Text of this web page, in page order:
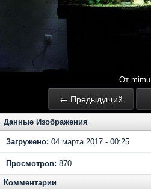
От mimu
← Предыдущий
Данные Изображения
Загружено: 04 марта 2017 - 00:25
Просмотров: 870
Комментарии